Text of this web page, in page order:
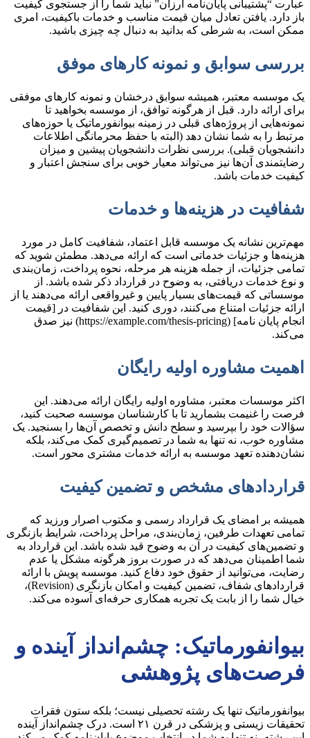
عبارت “پشتیبانی پایان‌نامه ارزان” نباید شما را از جستجوی کیفیت
باز دارد. یافتن تعادل میان قیمت مناسب و خدمات باکیفیت، امری
ممکن است، به شرطی که بدانید به دنبال چه چیزی باشید.
بررسی سوابق و نمونه کارهای موفق
یک موسسه معتبر، همیشه سوابق درخشان و نمونه کارهای موفقی
برای ارائه دارد. قبل از هرگونه توافق، از موسسه بخواهید تا
نمونه‌هایی از پروژه‌های قبلی در زمینه بیوانفورماتیک یا حوزه‌های
مرتبط را به شما نشان دهد (البته با حفظ محرمانگی اطلاعات
دانشجویان قبلی). بررسی نظرات دانشجویان پیشین و میزان
رضایتمندی آن‌ها نیز می‌تواند معیار خوبی برای سنجش اعتبار و
کیفیت خدمات باشد.
شفافیت در هزینه‌ها و خدمات
مهم‌ترین نشانه یک موسسه قابل اعتماد، شفافیت کامل در مورد
هزینه‌ها و جزئیات خدماتی است که ارائه می‌دهد. مطمئن شوید که
تمامی جزئیات، از جمله هزینه هر مرحله، نحوه پرداخت، زمان‌بندی
و نوع خدمات دریافتی، به وضوح در قرارداد ذکر شده باشد. از
موسساتی که قیمت‌های بسیار پایین و غیرواقعی ارائه می‌دهند یا از
ارائه جزئیات امتناع می‌کنند، دوری کنید. این شفافیت در [قیمت
انجام پایان نامه] (https://example.com/thesis-pricing) نیز صدق
می‌کند.
اهمیت مشاوره اولیه رایگان
اکثر موسسات معتبر، مشاوره اولیه رایگان ارائه می‌دهند. این
فرصت را غنیمت بشمارید تا با کارشناسان موسسه صحبت کنید،
سؤالات خود را بپرسید و سطح دانش و تخصص آن‌ها را بسنجید. یک
مشاوره خوب، نه تنها به شما در تصمیم‌گیری کمک می‌کند، بلکه
نشان‌دهنده تعهد موسسه به ارائه خدمات مشتری محور است.
قراردادهای مشخص و تضمین کیفیت
همیشه بر امضای یک قرارداد رسمی و مکتوب اصرار ورزید که
تمامی تعهدات طرفین، زمان‌بندی، مراحل پرداخت، شرایط بازنگری
و تضمین‌های کیفیت در آن به وضوح قید شده باشد. این قرارداد به
شما اطمینان می‌دهد که در صورت بروز هرگونه مشکل یا عدم
رضایت، می‌توانید از حقوق خود دفاع کنید. موسسه پویش با ارائه
قراردادهای شفاف، تضمین کیفیت و امکان بازنگری (Revision)،
خیال شما را از بابت یک تجربه همکاری حرفه‌ای آسوده می‌کند.
بیوانفورماتیک: چشم‌انداز آینده و
فرصت‌های پژوهشی
بیوانفورماتیک تنها یک رشته تحصیلی نیست؛ بلکه ستون فقرات
تحقیقات زیستی و پزشکی در قرن ۲۱ است. درک چشم‌انداز آینده